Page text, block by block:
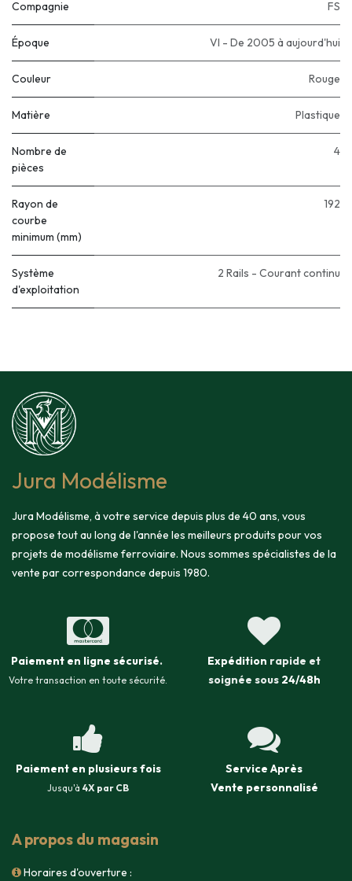
Compagnie FS
Époque VI - De 2005 à aujourd'hui
Couleur Rouge
Matière Plastique
Nombre de
pièces
4
Rayon de
courbe
minimum (mm)
192
Système
d'exploitation
2 Rails - Courant continu
Jura Modélisme
Jura Modélisme, à votre service depuis plus de 40 ans, vous
propose tout au long de l'année les meilleurs produits pour vos
projets de modélisme ferroviaire. Nous sommes spécialistes de la
vente par correspondance depuis 1980.
Paiement en ligne sécurisé.
Votre transaction en toute sécurité.
Expédition rapide et
soignée sous 24/48h
Paiement en plusieurs fois
Jusqu'à 4X par CB
Service Après
Vente personnalisé
A propos du magasin
Horaires d'ouverture :